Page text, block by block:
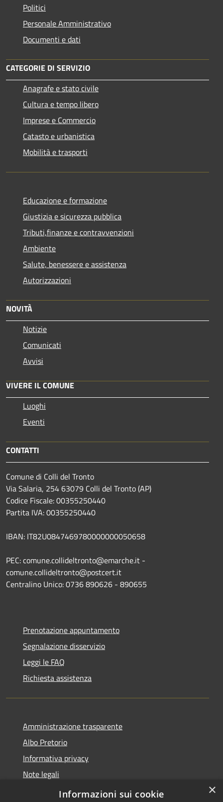
Politici
Personale Amministrativo
Documenti e dati
CATEGORIE DI SERVIZIO
Anagrafe e stato civile
Cultura e tempo libero
Imprese e Commercio
Catasto e urbanistica
Mobilità e trasporti
Educazione e formazione
Giustizia e sicurezza pubblica
Tributi,finanze e contravvenzioni
Ambiente
Salute, benessere e assistenza
Autorizzazioni
NOVITÀ
Notizie
Comunicati
Avvisi
VIVERE IL COMUNE
Luoghi
Eventi
CONTATTI
Comune di Colli del Tronto
Via Salaria, 254 63079 Colli del Tronto (AP)
Codice Fiscale: 00355250440
Partita IVA: 00355250440
IBAN: IT82U0847469780000000050658
PEC: comune.collideltronto@emarche.it -
comune.collideltronto@postcert.it
Centralino Unico: 0736 890626 - 890655
Prenotazione appuntamento
Segnalazione disservizio
Leggi le FAQ
Richiesta assistenza
Amministrazione trasparente
Albo Pretorio
Informativa privacy
Note legali
Dichiarazione di accessibilità
×
Informazioni sui cookie